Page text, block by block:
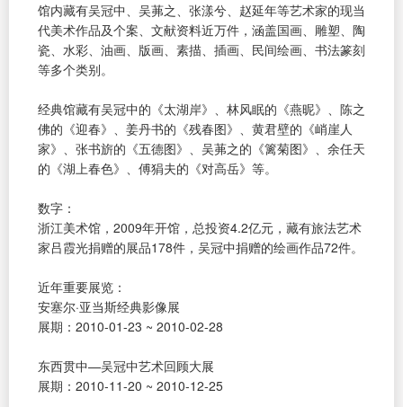
馆内藏有吴冠中、吴茀之、张漾兮、赵延年等艺术家的现当
代美术作品及个案、文献资料近万件，涵盖国画、雕塑、陶
瓷、水彩、油画、版画、素描、插画、民间绘画、书法篆刻
等多个类别。
经典馆藏有吴冠中的《太湖岸》、林风眠的《燕昵》、陈之
佛的《迎春》、姜丹书的《残春图》、黄君壁的《峭崖人
家》、张书旂的《五德图》、吴茀之的《篱菊图》、余任天
的《湖上春色》、傅狷夫的《对高岳》等。
数字：
浙江美术馆，2009年开馆，总投资4.2亿元，藏有旅法艺术
家吕霞光捐赠的展品178件，吴冠中捐赠的绘画作品72件。
近年重要展览：
安塞尔·亚当斯经典影像展
展期：2010-01-23 ~ 2010-02-28
东西贯中—吴冠中艺术回顾大展
展期：2010-11-20 ~ 2010-12-25